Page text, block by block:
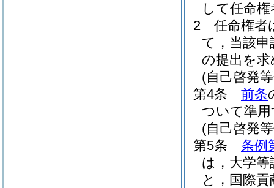
して任命
2
任命権者
て，当該
の提出を
(自己啓発
第4条
前条
ついて準
(自己啓発
第5条
条例
は，大学
と，国際